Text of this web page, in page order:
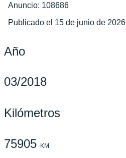
Anuncio: 108686
Publicado el 15 de junio de 2026
Año
03/2018
Kilómetros
75905 KM